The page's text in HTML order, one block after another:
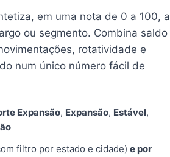
em uma nota de 0 a 100, a
ou segmento. Combina saldo
rotatividade e
num único número fácil de
Expansão, Expansão, Estável,
filtro por estado e cidade) e por